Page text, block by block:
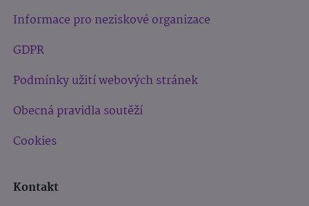
Informace pro neziskové organizace
GDPR
Podmínky užití webových stránek
Obecná pravidla soutěží
Cookies
Kontakt